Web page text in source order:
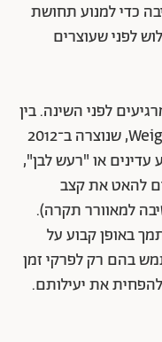
כדי למנוע תחושת
לפני שעוצרים
לפני השינה. בין
היתר הוא מזכיר את היצירה Weightless, שנוצרה ב־2012
עדינים או "רעש לבן",
להאט את קצב
למאוורר תקרה).
באופן קבוע על
בהם רק לפרקי זמן
את יעילותם.